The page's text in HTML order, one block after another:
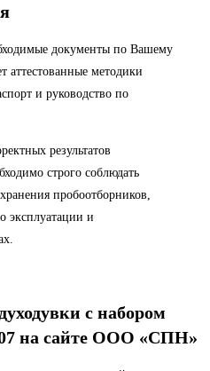
документы по Вашему
аттестованные методики
и руководство по
результатов
строго соблюдать
пробоотборников,
эксплуатации и
с набором
на сайте ООО «СПН»